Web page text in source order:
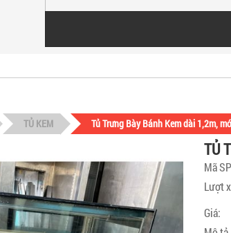
TỦ KEM Tủ Trưng Bày Bánh Kem dài 1,2m,
TỦ
Mã
Lượt
Giá: